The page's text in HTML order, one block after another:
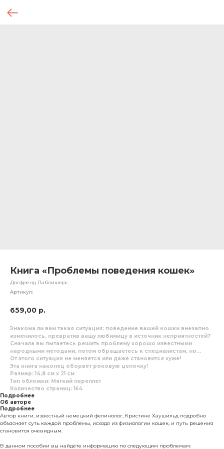
Книга «Проблемы поведения кошек»
Догфренд Паблишерс
Артикул:
659,00 р.
Знакома ли вам такая ситуация: поведение вашей кошки внезапно
изменилось, превратив вашу любимицу в источник неприятностей?
Сначала вы пытаетесь решить проблему хорошо известными
народными методами, потом обращаетесь к специалистам, но…
От этого ситуация не меняется или даже становится хуже!
Эта книга наконец оборвёт роковую цепочку!
Размер: 14,8 см x 21 см
Тип обложки: Мягкий переплет
Количество страниц: 164
Подробнее
Об авторе
Подробнее
Автор книги, известный немецкий фелинолог, Кристине Хаушильд подробно
объясняет суть каждой проблемы, исходя из физиологии кошек, и путь решения
становится очевидным.
В данном пособии вы найдёте информацию по следующим проблемам: